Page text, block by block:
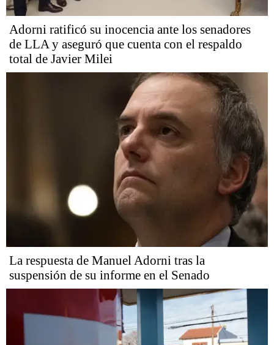
Adorni ratificó su inocencia ante los senadores
de LLA y aseguró que cuenta con el respaldo
total de Javier Milei
La respuesta de Manuel Adorni tras la
suspensión de su informe en el Senado